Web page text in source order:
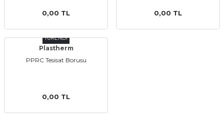
0,00 TL 0,00 TL
TÜKENDİ
Plastherm
PPRC Tesisat Borusu
0,00 TL